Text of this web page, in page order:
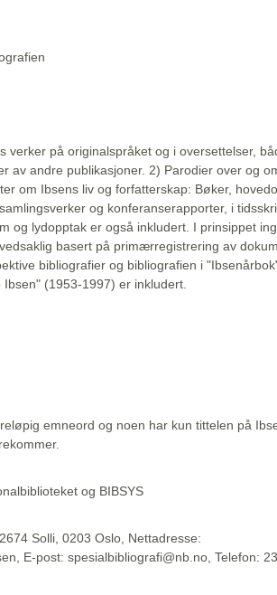
verker på originalspråket og i oversettelser,
av andre publikasjoner. 2) Parodier over og
om Ibsens liv og forfatterskap: Bøker,
og konferanserapporter, i
og lydopptak er også inkludert. I prinsippet
basert på primærregistrering av
bibliografier og bibliografien i
(1953-1997) er inkludert.
emneord og noen har kun tittelen på
og BIBSYS
Solli, 0203 Oslo, Nettadresse:
E-post: spesialbibliografi@nb.no, Telefon: